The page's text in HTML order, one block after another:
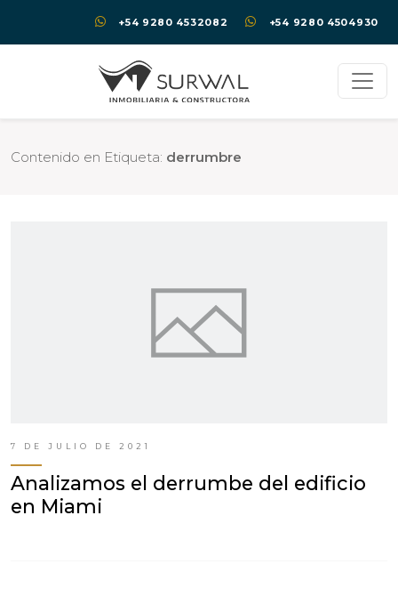
+54 9280 4532082 +54 9280 4504930
Contenido en Etiqueta: derrumbre
7 DE JULIO DE 2021
Analizamos el derrumbe del edificio
en Miami